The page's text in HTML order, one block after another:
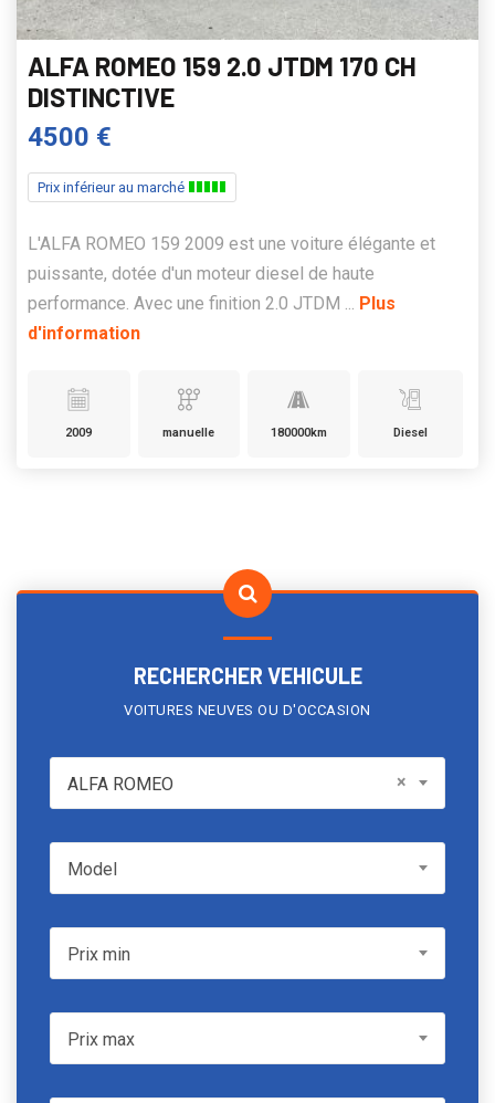
ALFA ROMEO 159 2.0 JTDM 170 CH
DISTINCTIVE
4500 €
Prix inférieur au marché
L'ALFA ROMEO 159 2009 est une voiture élégante et
puissante, dotée d'un moteur diesel de haute
performance. Avec une finition 2.0 JTDM ... Plus
d'information
2009 manuelle 180000km Diesel
RECHERCHER VEHICULE
VOITURES NEUVES OU D'OCCASION
×
ALFA ROMEO
ModelModel
Prix minPrix min
Prix maxPrix max